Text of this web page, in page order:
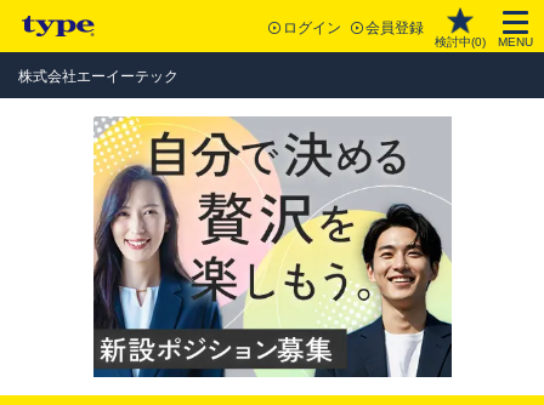
ログイン 会員登録
検討中(0) MENU
株式会社エーイーテック